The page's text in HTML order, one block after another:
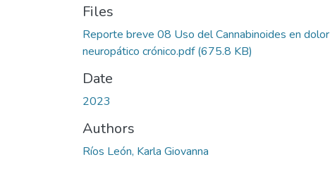
Files
Reporte breve 08 Uso del Cannabinoides en dolor
neuropático crónico.pdf(675.8 KB)
Date
2023
Authors
Ríos León, Karla Giovanna